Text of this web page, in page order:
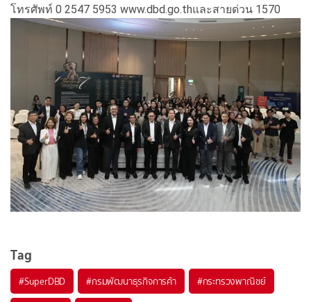
โทรศัพท์ 0 2547 5953 www.dbd.go.thและสายด่วน 1570
Tag
#SuperDBD #กรมพัฒนาธุรกิจการค้า #กระทรวงพาณิชย์